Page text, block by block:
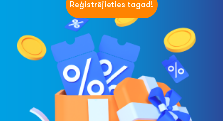
Reģistrējieties tagad!